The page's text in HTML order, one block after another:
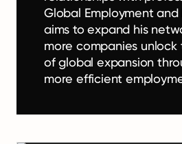
Global Employment and
aims to expand his
more companies
of global expansion
more efficient